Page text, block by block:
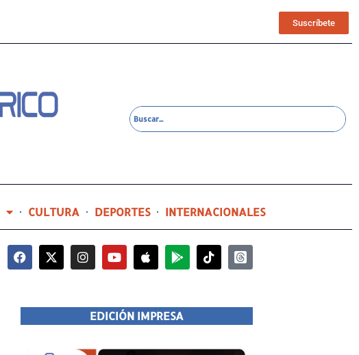
Suscríbete
CULTURA DEPORTES INTERNACIONALES
15 horas ago
EDICIÓN IMPRESA